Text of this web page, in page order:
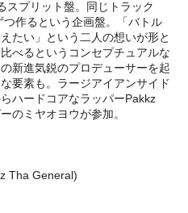
スプリット盤。同じトラック
作るという企画盤。「バトル
たい」という二人の想いが形と
べるというコンセプチュアルな
新進気鋭のプロデューサーを起
要素も。ラージアイアンサイド
ハードコアなラッパーPakkz
のミヤオヨウが参加。
Tha General)